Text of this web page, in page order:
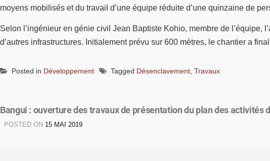
moyens mobilisés et du travail d’une équipe réduite d’une quinzaine de
Selon l’ingénieur en génie civil Jean Baptiste Kohio, membre de l’équipe,
d’autres infrastructures. Initialement prévu sur 600 mètres, le chantier a
Posted in Développement Tagged Désenclavement Travaux
Bangui : ouverture des travaux de présentation du plan des activités
POSTED ON 15 MAI 2019